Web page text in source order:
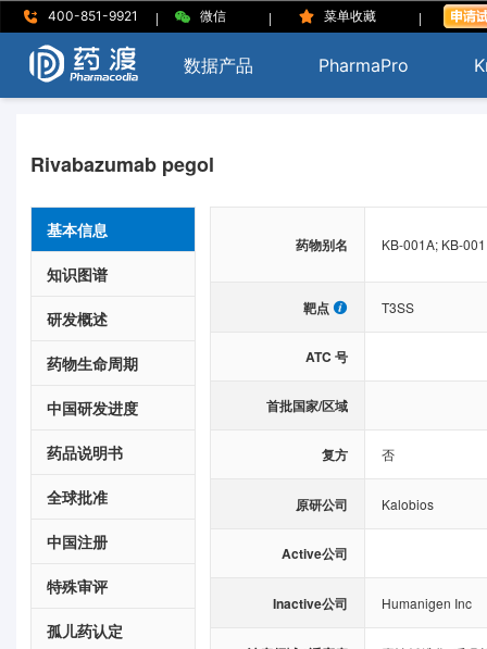
400-851-9921 | 微信 | 菜单收藏 |
数据产品 PharmaPro
Rivabazumab pegol
基本信息
知识图谱
研发概述
药物生命周期
中国研发进度
药品说明书
全球批准
中国注册
特殊审评
孤儿药认定
药物别名 KB-001A; KB-
靶点 T3SS
ATC 号
首批国家/区域
复方 否
原研公司 Kalobios
Active公司
Inactive公司 Humanigen Inc